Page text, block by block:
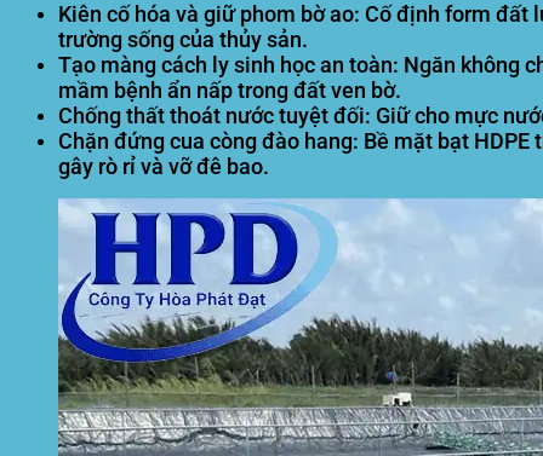
Kiên cố hóa và giữ phom bờ ao: Cố định form đất
trường sống của thủy sản.
Tạo màng cách ly sinh học an toàn: Ngăn không
mầm bệnh ẩn nấp trong đất ven bờ.
Chống thất thoát nước tuyệt đối: Giữ cho mực
Chặn đứng cua còng đào hang: Bề mặt bạt HDPE
gây rò rỉ và vỡ đê bao.